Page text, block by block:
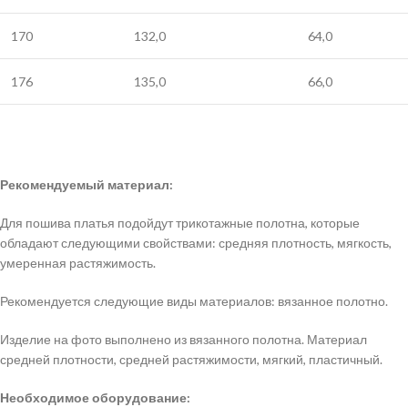
170 132,0 64,0
176 135,0 66,0
Рекомендуемый материал:
Для пошива платья подойдут трикотажные полотна, которые
обладают следующими свойствами: средняя плотность, мягкость,
умеренная растяжимость.
Рекомендуется следующие виды материалов: вязанное полотно.
Изделие на фото выполнено из вязанного полотна. Материал
средней плотности, средней растяжимости, мягкий, пластичный.
Необходимое оборудование: